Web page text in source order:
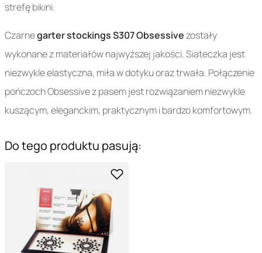
strefę bikini.
Czarnegarter stockings S307 Obsessivezostały
wykonane z materiałów najwyższej jakości. Siateczka jest
niezwykle elastyczna, miła w dotyku oraz trwała. Połączenie
pończoch Obsessive z pasem jest rozwiązaniem niezwykle
kuszącym, eleganckim, praktycznym i bardzo komfortowym.
Do tego produktu pasują: